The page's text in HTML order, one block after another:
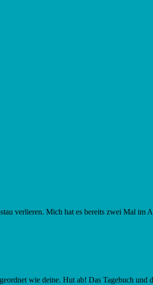
verlieren. Mich hat es bereits zwei Mal im
wie deine. Hut ab! Das Tagebuch